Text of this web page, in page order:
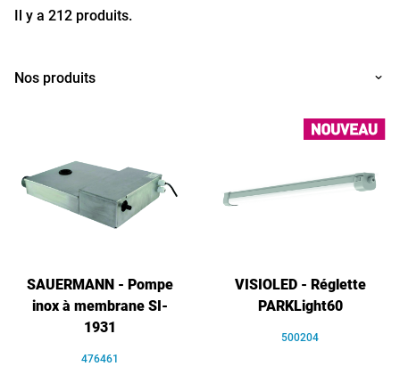
Il y a 212 produits.
Nos produits
SAUERMANN - Pompe
inox à membrane SI-
1931
476461
VISIOLED - Réglette
PARKLight60
500204